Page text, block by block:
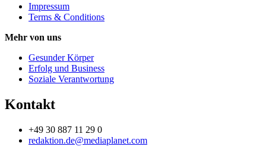
Impressum
Terms & Conditions
Mehr von uns
Gesunder Körper
Erfolg und Business
Soziale Verantwortung
Kontakt
+49 30 887 11 29 0
redaktion.de@mediaplanet.com